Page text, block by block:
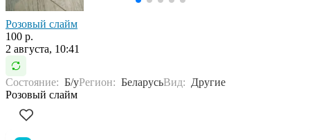
Розовый слайм
100 р.
2 августа, 10:41
Состояние: Б/уРегион: БеларусьВид: Другие
Розовый слайм